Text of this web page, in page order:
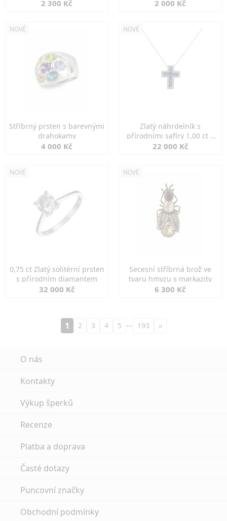
2 300 Kč 2 000 Kč
NOVÉ
Stříbrný prsten s barevnými
drahokamy
4 000 Kč
NOVÉ
Zlatý náhrdelník s
přírodními safíry 1,00 ct a
diamanty
22 000 Kč
NOVÉ
0,75 ct Zlatý solitérní prsten
s přírodním diamantem
32 000 Kč
NOVÉ
Secesní stříbrná brož ve
tvaru hmyzu s markazity
6 300 Kč
1 2 3 4 5 … 193 »
O nás
Kontakty
Výkup šperků
Recenze
Platba a doprava
Časté dotazy
Puncovní značky
Obchodní podmínky